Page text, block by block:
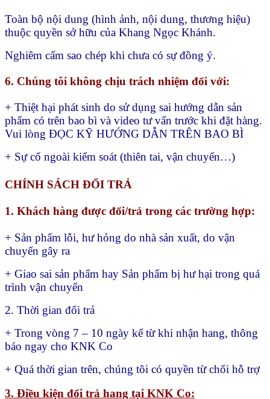
Toàn bộ nội dung (hình ảnh, nội dung, thương hiệu)
thuộc quyền sở hữu của Khang Ngọc Khánh.
Nghiêm cấm sao chép khi chưa có sự đồng ý.
6. Chúng tôi không chịu trách nhiệm đối với:
+ Thiệt hại phát sinh do sử dụng sai hướng dẫn sản
phẩm có trên bao bì và video tư vấn trước khi đặt hàng.
Vui lòng ĐỌC KỸ HƯỚNG DẪN TRÊN BAO BÌ
+ Sự cố ngoài kiểm soát (thiên tai, vận chuyển…)
CHÍNH SÁCH ĐỔI TRẢ
1. Khách hàng được đổi/trả trong các trường hợp:
+ Sản phẩm lỗi, hư hỏng do nhà sản xuất, do vận
chuyển gây ra
+ Giao sai sản phẩm hay Sản phẩm bị hư hại trong quá
trình vận chuyển
2. Thời gian đổi trả
+ Trong vòng 7 – 10 ngày kể từ khi nhận hang, thông
báo ngay cho KNK Co
+ Quá thời gian trên, chúng tôi có quyền từ chối hỗ trợ
3. Điều kiện đổi trả hang tại KNK Co: